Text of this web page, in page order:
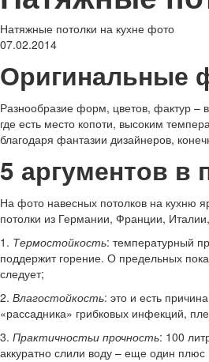
Натяжные потолки на кухне фото
07.02.2014
Оригинальные
Разнообразие форм, цветов, фактур –
где есть место копоти, высоким
благодаря фантазии дизайнеров,
5 аргументов в
На фото навесных потолков на кухню
потолки из Германии, Франции,
1. Термостойкость: температурный
поддержит горение. О предельных
следует;
2. Влагостойкость: это и есть
«рассадника» грибковых инфекций,
3. Практичностьи прочность: 100
аккуратно слили воду – еще один